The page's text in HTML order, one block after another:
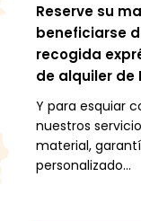
Esquí
Con acceso
una de las más
un verdadero
Paradiski ofrece
km de pistas, el
Reserve su
beneficiarse
recogida
de alquiler de
Y para esquiar
nuestros
material,
personalizado...